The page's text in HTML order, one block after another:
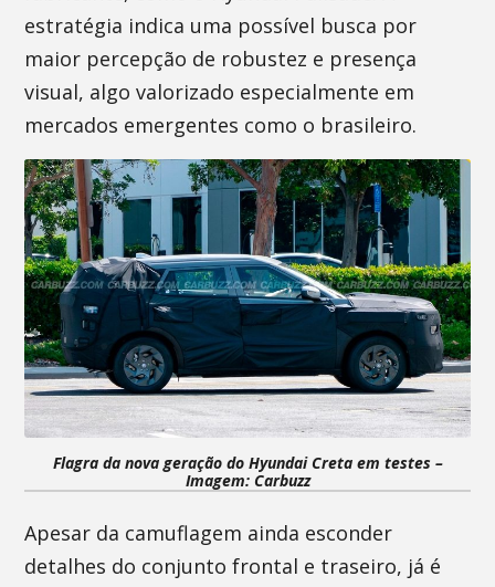
estratégia indica uma possível busca por
maior percepção de robustez e presença
visual, algo valorizado especialmente em
mercados emergentes como o brasileiro.
Flagra da nova geração do Hyundai Creta em testes –
Imagem: Carbuzz
Apesar da camuflagem ainda esconder
detalhes do conjunto frontal e traseiro, já é